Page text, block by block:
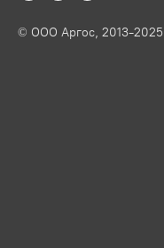
© ООО Аргос, 2013-2025